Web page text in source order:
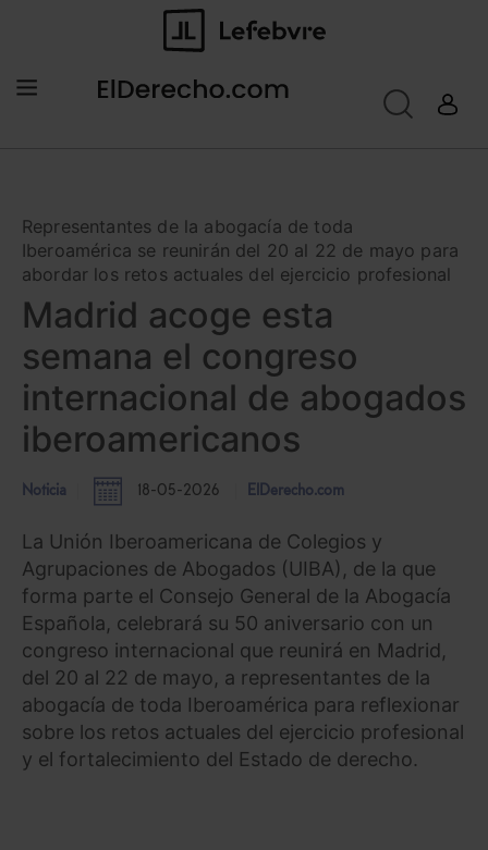
Representantes de la abogacía de toda
Iberoamérica se reunirán del 20 al 22 de mayo para
abordar los retos actuales del ejercicio profesional
Madrid acoge esta
semana el congreso
internacional de abogados
iberoamericanos
Noticia 18-05-2026 ElDerecho.com
La Unión Iberoamericana de Colegios y
Agrupaciones de Abogados (UIBA), de la que
forma parte el Consejo General de la Abogacía
Española, celebrará su 50 aniversario con un
congreso internacional que reunirá en Madrid,
del 20 al 22 de mayo, a representantes de la
abogacía de toda Iberoamérica para reflexionar
sobre los retos actuales del ejercicio profesional
y el fortalecimiento del Estado de derecho.